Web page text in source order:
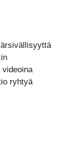
ryhtyä